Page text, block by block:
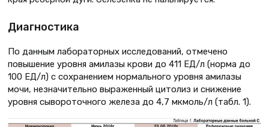
Диагностика
По данным лабораторных исследований, отмечено
повышение уровня амилазы крови до 411 ЕД/л (норма до
100 ЕД/л) с сохранением нормального уровня амилазы
мочи, незначительно выраженный цитолиз и снижение
уровня сывороточного железа до 4,7 мкмоль/л (табл. 1).